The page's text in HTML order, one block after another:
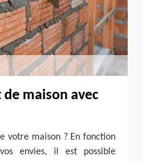
de maison avec
votre maison ? En fonction
envies, il est possible